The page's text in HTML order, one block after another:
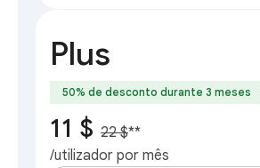
Plus
50% de desconto durante 3 meses
11 $ 22 $**
/utilizador por mês